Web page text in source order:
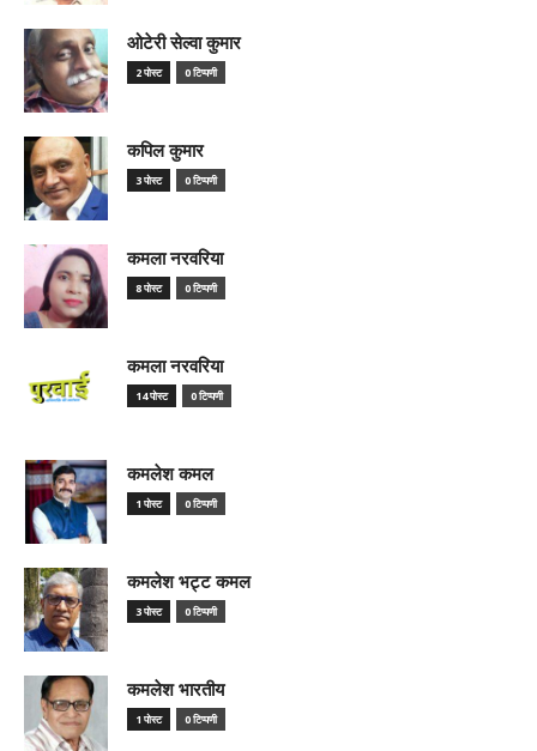
ओटेरी सेल्वा कुमार
2 पोस्ट 0 टिप्पणी
कपिल कुमार
3 पोस्ट 0 टिप्पणी
कमला नरवरिया
8 पोस्ट 0 टिप्पणी
कमला नरवरिया
14 पोस्ट 0 टिप्पणी
कमलेश कमल
1 पोस्ट 0 टिप्पणी
कमलेश भट्ट कमल
3 पोस्ट 0 टिप्पणी
कमलेश भारतीय
1 पोस्ट 0 टिप्पणी